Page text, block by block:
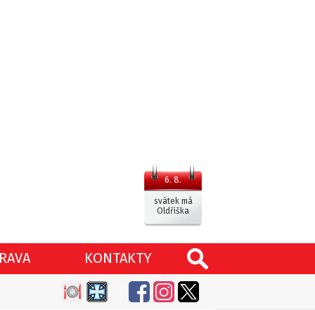
6. 8.
svátek má
Oldřiška
KONTAKTY